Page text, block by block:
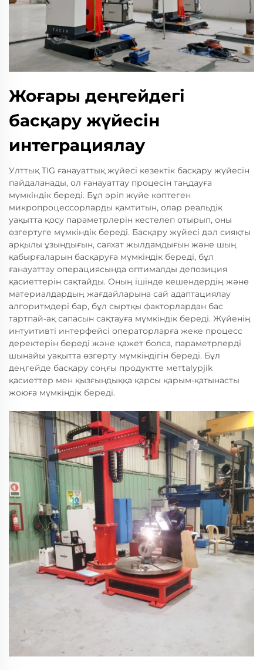
Жоғары деңгейдегі
басқару жүйесін
интеграциялау
Улттық TIG ғанауаттық жүйесі кезектік басқару жүйесін
пайдаланады, ол ғанауаттау процесін таңдауға
мүмкіндік береді. Бұл әріп жүйе көптеген
микропроцессорларды қамтитын, олар реальдік
уақытта қосу параметрлерін кестелеп отырып, оны
өзгертуге мүмкіндік береді. Басқару жүйесі дәл сияқты
арқылы ұзындығын, саяхат жылдамдығын және шың
қабырғаларын басқаруға мүмкіндік береді, бұл
ғанауаттау операциясында оптималды депозиция
қасиеттерін сақтайды. Оның ішінде кешендердің және
материалдардың жағдайларына сай адаптациялау
алгоритмдері бар, бұл сыртқы факторлардан бас
тартпай-ақ сапасын сақтауға мүмкіндік береді. Жүйенің
интуитивті интерфейсі операторларға жеке процесс
деректерін береді және қажет болса, параметрлерді
шынайы уақытта өзгерту мүмкіндігін береді. Бұл
деңгейде басқару соңғы продуктте метtalурjik
қасиеттер мен қызғындыққа қарсы қарым-қатынасты
жоюға мүмкіндік береді.